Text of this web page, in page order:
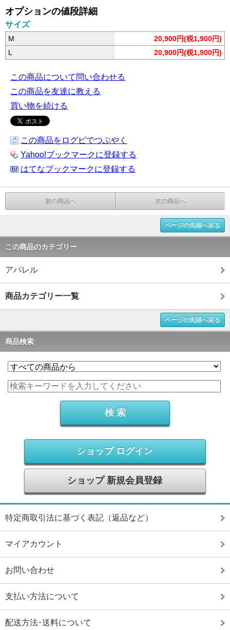
オプションの値段詳細
サイズ
M
20,900円(税1,900円)
L
20,900円(税1,900円)
この商品について問い合わせる
この商品を友達に教える
買い物を続ける
この商品をログピでつぶやく
Yahoo!ブックマークに登録する
はてなブックマークに登録する
前の商品へ 次の商品へ
ページの先頭へ戻る
この商品のカテゴリー
アパレル
商品カテゴリー一覧
ページの先頭へ戻る
商品検索
ショップ ログイン
ショップ 新規会員登録
特定商取引法に基づく表記（返品など）
マイアカウント
お問い合わせ
支払い方法について
配送方法･送料について